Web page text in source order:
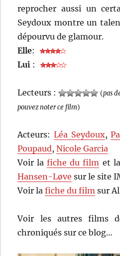
reprocher aussi un
Seydoux montre un
dépourvu de glamour.
Elle:
Lui :
Lecteurs : (pas
pouvez noter ce film)
Acteurs: Léa Seydoux,
Poupaud,Nicole Garcia
Voir lafiche du film et
Hansen-Løve sur le site
Voir lafiche du film sur
Voir les autres films
chroniqués sur ce blog…